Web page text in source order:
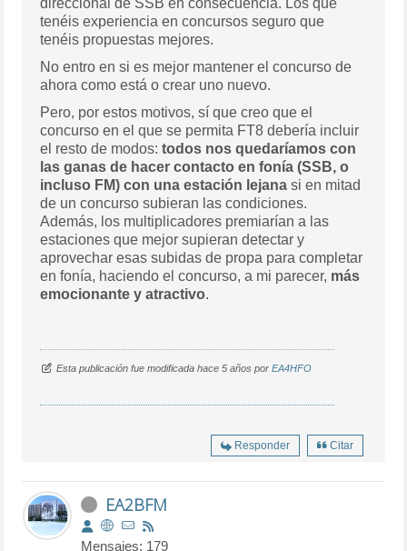
tenéis experiencia en concursos seguro que
tenéis propuestas mejores.
No entro en si es mejor mantener el concurso de
ahora como está o crear uno nuevo.
Pero, por estos motivos, sí que creo que el
concurso en el que se permita FT8 debería incluir
el resto de modos: todos nos quedaríamos con
las ganas de hacer contacto en fonía (SSB, o
incluso FM) con una estación lejana si en mitad
de un concurso subieran las condiciones.
Además, los multiplicadores premiarían a las
estaciones que mejor supieran detectar y
aprovechar esas subidas de propa para completar
en fonía, haciendo el concurso, a mi parecer, más
emocionante y atractivo.
Esta publicación fue modificada hace 5 años porEA4HFO
Responder Citar
EA2BFM
Mensajes: 179